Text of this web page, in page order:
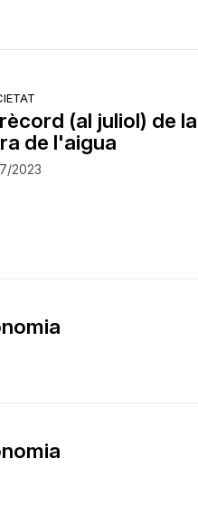
(al juliol) de la
de l'aigua
2023